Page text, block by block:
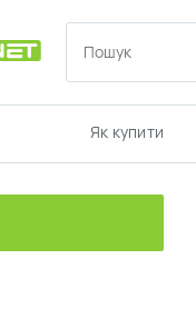
Як купити